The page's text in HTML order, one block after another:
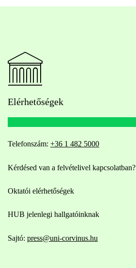
Elérhetőségek
Telefonszám: +36 1 482 5000
Kérdésed van a felvételivel kapcsolatban?
Oktatói elérhetőségek
HUB jelenlegi hallgatóinknak
Sajtó: press@uni-corvinus.hu